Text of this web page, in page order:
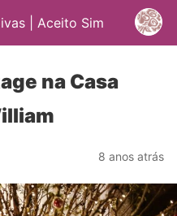
| Aceito Sim
na Casa
8 anos atrás